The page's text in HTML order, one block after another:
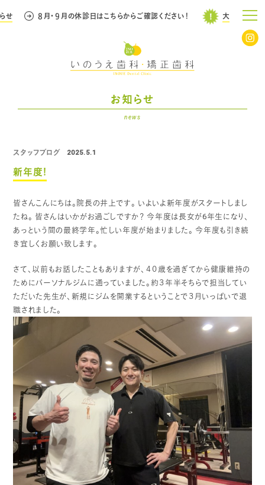
８月・９月の休診日はこちらからご確認ください！ 大事なお知らせ
お知らせ
news
スタッフブログ 2025.5.1
新年度!
皆さんこんにちは。院長の井上です。 いよいよ新年度がスタートしまし
たね。 皆さんはいかがお過ごしですか？ 今年度は長女が6年生になり、
あっという間の最終学年。忙しい年度が始まりました。 今年度も引き続
き宜しくお願い致します。
さて、以前もお話したこともありますが、４０歳を過ぎてから健康維持の
ためにパーソナルジムに通っていました。約３年半そちらで担当してい
ただいた先生が、新規にジムを開業するということで３月いっぱいで退
職されました。